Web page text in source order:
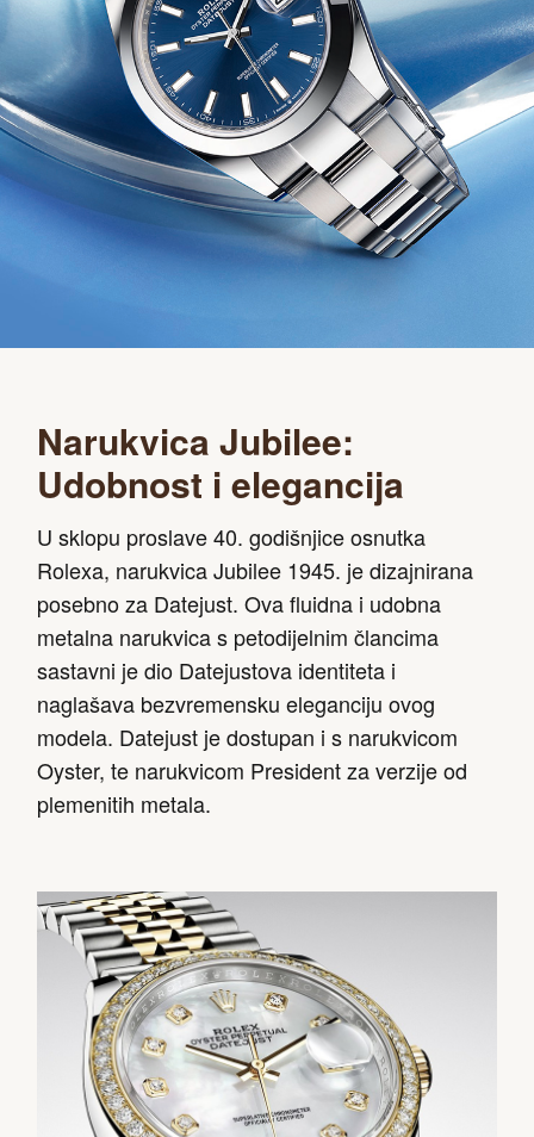
Narukvica Jubilee:
Udobnost i elegancija
U sklopu proslave 40. godišnjice osnutka
Rolexa, narukvica Jubilee 1945. je dizajnirana
posebno za Datejust. Ova fluidna i udobna
metalna narukvica s petodijelnim člancima
sastavni je dio Datejustova identiteta i
naglašava bezvremensku eleganciju ovog
modela. Datejust je dostupan i s narukvicom
Oyster, te narukvicom President za verzije od
plemenitih metala.